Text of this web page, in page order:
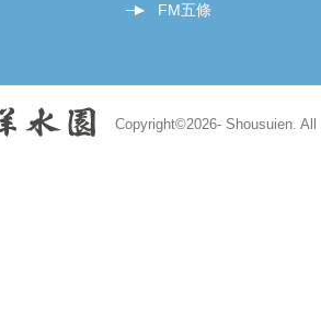
FM五條
Copyright©2026- Shousuien.